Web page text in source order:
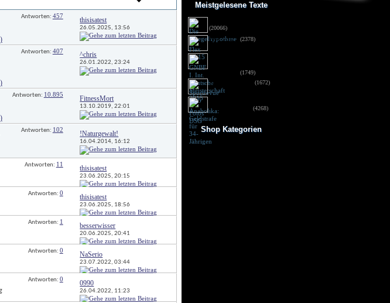
Antworten: 457 thisisatest
26.05.2025, 13:56
Antworten: 407 ^chris
26.01.2022, 23:24
Antworten: 10.895 FitnessMort
13.10.2019, 22:01
Antworten: 102 !Naturgewalt!
16.04.2014, 16:12
Antworten: 11 thisisatest
23.06.2025, 20:15
Antworten: 0 thisisatest
23.06.2025, 18:56
Antworten: 1 besserwisser
20.06.2025, 20:41
Antworten: 0 NaSerio
23.07.2022, 03:44
Antworten: 0 0990
26.04.2022, 11:23
Meistgelesene Texte
(20066)
Flex 05/15 (2378)
(1749)
Sportrevue 6/15 (1672)
für 34-Jährigen
(4268)
Shop Kategorien
Frauen Fitness